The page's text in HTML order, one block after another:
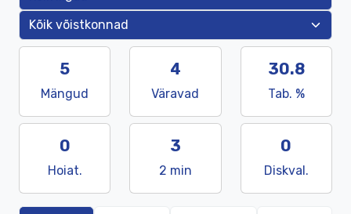
5
Mängud
4
Väravad
30.8
Tab. %
0
Hoiat.
3
2 min
0
Diskval.